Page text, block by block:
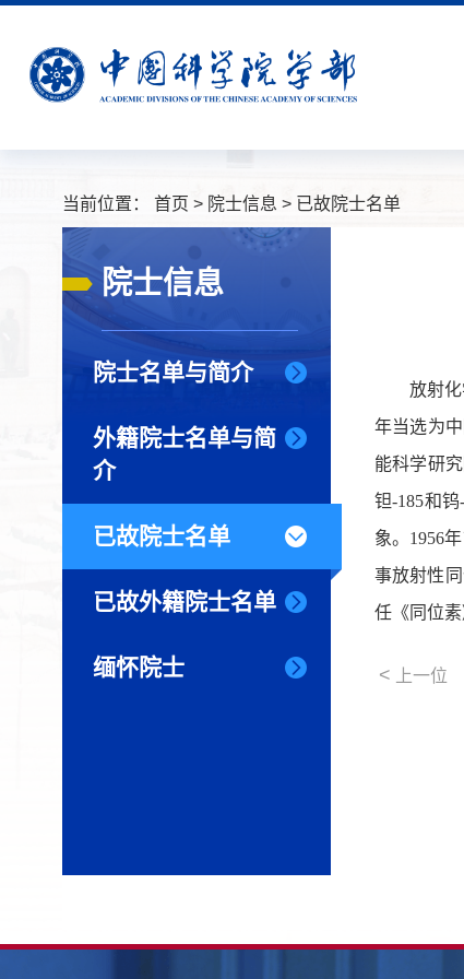
当前位置： 首页 > 院士信息 > 已故院士名单
院士信息
院士名单与简介
外籍院士名单与简
介
已故院士名单
已故外籍院士名单
缅怀院士
放射
年当选为
能科学研
钽-185和
象。1956
事放射性
任《同位素
< 上一位